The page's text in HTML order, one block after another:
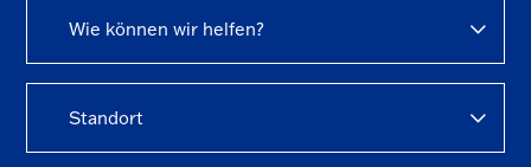
Wie können wir helfen?
Standort